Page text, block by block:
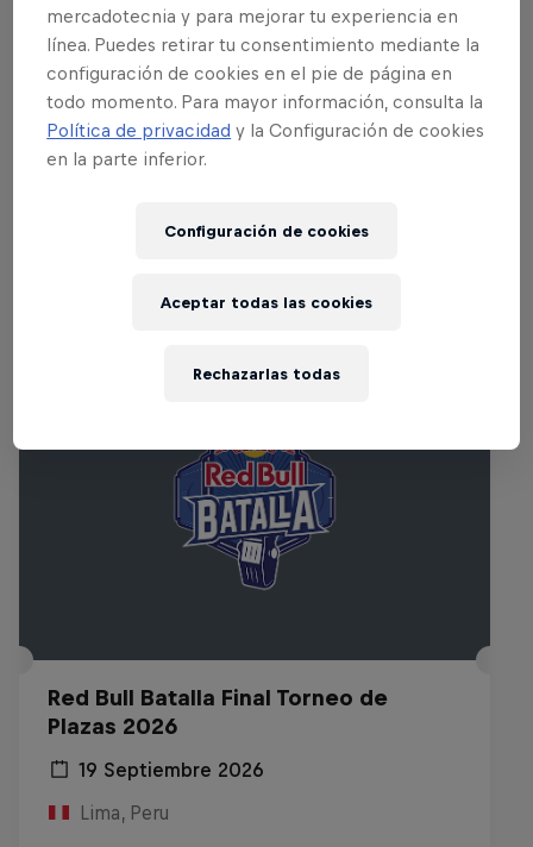
incluyendo atracciones de feria, puestos
de comida artesana, deportes acuáticos y
mucho más. Synergy Live ha dejado
boquiabiertos a sus asistentes durante
años, y 2013 no será una excepción.
Eventos Relacionados
Red Bull Batalla Final Torneo de
Plazas 2026
19 Septiembre 2026
Lima, Peru
mercadotecnia y para mejorar tu experiencia en
línea. Puedes retirar tu consentimiento mediante la
configuración de cookies en el pie de página en
todo momento. Para mayor información, consulta la
Política de privacidad y la Configuración de cookies
en la parte inferior.
Configuración de cookies
Rechazarlas todas
Aceptar todas las cookies